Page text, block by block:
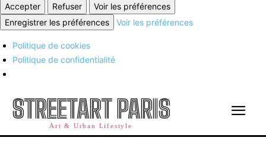
Accepter Refuser
Voir les préférences
Enregistrer les préférences
Voir les préférences
Politique de cookies
Politique de confidentialité
STREETART PARIS
Art & Urban Lifestyle